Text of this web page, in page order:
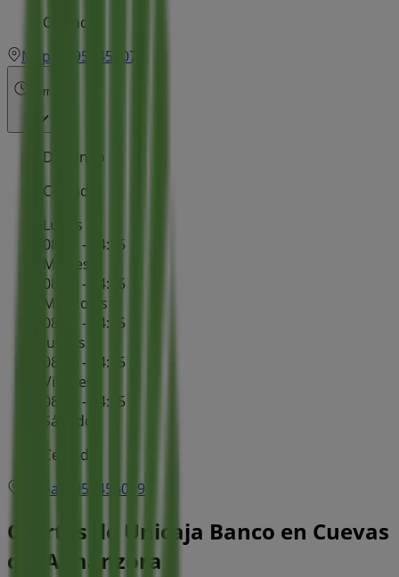
Cerrado
Mapa
950456079
Cerrado
Domingo
Cerrado
Lunes
08:30 - 14:15
Martes
08:30 - 14:15
Miércoles
08:30 - 14:15
Jueves
08:30 - 14:15
Viernes
08:30 - 14:15
Sábado
Cerrado
Mapa
950456079
Ofertas de Unicaja Banco en Cuevas
del Almanzora